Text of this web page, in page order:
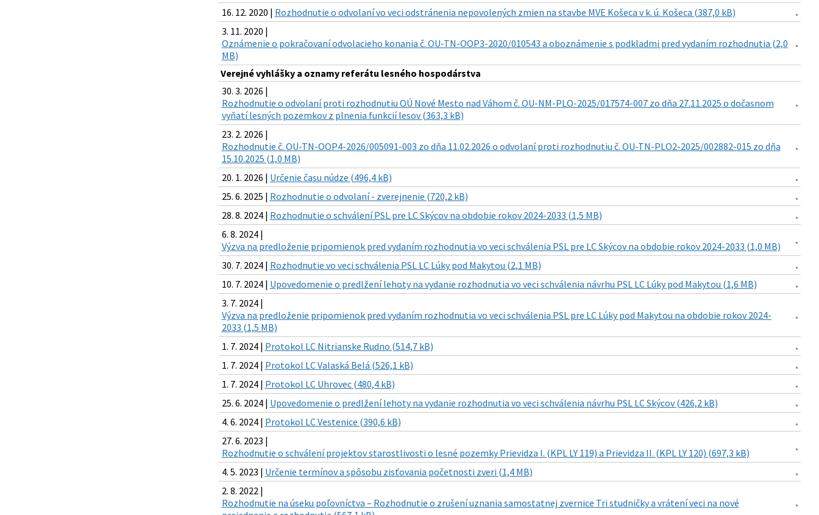
16. 12. 2020 | Rozhodnutie o odvolaní vo veci odstránenia nepovolených zmien na stavbe MVE Košeca v k. ú. Košeca (387,0 kB)
3. 11. 2020 |
Oznámenie o pokračovaní odvolacieho konania č. OU-TN-OOP3-2020/010543 a oboznámenie s podkladmi pred vydaním rozhodnutia (2,0
MB)
Verejné vyhlášky a oznamy referátu lesného hospodárstva
30. 3. 2026 |
Rozhodnutie o odvolaní proti rozhodnutiu OÚ Nové Mesto nad Váhom č. OU-NM-PLO-2025/017574-007 zo dňa 27.11.2025 o dočasnom
vyňatí lesných pozemkov z plnenia funkcií lesov (363,3 kB)
23. 2. 2026 |
Rozhodnutie č. OU-TN-OOP4-2026/005091-003 zo dňa 11.02.2026 o odvolaní proti rozhodnutiu č. OU-TN-PLO2-2025/002882-015 zo dňa
15.10.2025 (1,0 MB)
20. 1. 2026 | Určenie času núdze (496,4 kB)
25. 6. 2025 | Rozhodnutie o odvolaní - zverejnenie (720,2 kB)
28. 8. 2024 | Rozhodnutie o schválení PSL pre LC Skýcov na obdobie rokov 2024-2033 (1,5 MB)
6. 8. 2024 |
Výzva na predloženie pripomienok pred vydaním rozhodnutia vo veci schválenia PSL pre LC Skýcov na obdobie rokov 2024-2033 (1,0 MB)
30. 7. 2024 | Rozhodnutie vo veci schválenia PSL LC Lúky pod Makytou (2,1 MB)
10. 7. 2024 | Upovedomenie o predlžení lehoty na vydanie rozhodnutia vo veci schválenia návrhu PSL LC Lúky pod Makytou (1,6 MB)
3. 7. 2024 |
Výzva na predloženie pripomienok pred vydaním rozhodnutia vo veci schválenia PSL pre LC Lúky pod Makytou na obdobie rokov 2024-
2033 (1,5 MB)
1. 7. 2024 | Protokol LC Nitrianske Rudno (514,7 kB)
1. 7. 2024 | Protokol LC Valaská Belá (526,1 kB)
1. 7. 2024 | Protokol LC Uhrovec (480,4 kB)
25. 6. 2024 | Upovedomenie o predlžení lehoty na vydanie rozhodnutia vo veci schválenia návrhu PSL LC Skýcov (426,2 kB)
4. 6. 2024 | Protokol LC Vestenice (390,6 kB)
27. 6. 2023 |
Rozhodnutie o schválení projektov starostlivosti o lesné pozemky Prievidza I. (KPL LY 119) a Prievidza II. (KPL LY 120) (697,3 kB)
4. 5. 2023 | Určenie termínov a spôsobu zisťovania početnosti zveri (1,4 MB)
2. 8. 2022 |
Rozhodnutie na úseku poľovníctva – Rozhodnutie o zrušení uznania samostatnej zvernice Tri studničky a vrátení veci na nové